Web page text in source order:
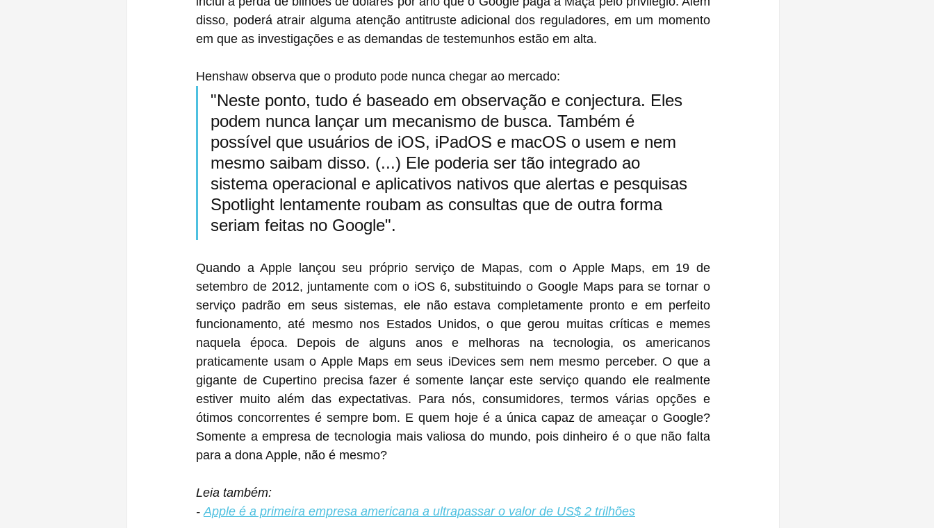
disso, poderá atrair alguma atenção antitruste adicional dos reguladores, em um momento
em que as investigações e as demandas de testemunhos estão em alta.
Henshaw observa que o produto pode nunca chegar ao mercado:
"Neste ponto, tudo é baseado em observação e conjectura. Eles
podem nunca lançar um mecanismo de busca. Também é
possível que usuários de iOS, iPadOS e macOS o usem e nem
mesmo saibam disso. (...) Ele poderia ser tão integrado ao
sistema operacional e aplicativos nativos que alertas e pesquisas
Spotlight lentamente roubam as consultas que de outra forma
seriam feitas no Google".
Quando a Apple lançou seu próprio serviço de Mapas, com o Apple Maps, em 19 de
setembro de 2012, juntamente com o iOS 6, substituindo o Google Maps para se tornar o
serviço padrão em seus sistemas, ele não estava completamente pronto e em perfeito
funcionamento, até mesmo nos Estados Unidos, o que gerou muitas críticas e memes
naquela época. Depois de alguns anos e melhoras na tecnologia, os americanos
praticamente usam o Apple Maps em seus iDevices sem nem mesmo perceber. O que a
gigante de Cupertino precisa fazer é somente lançar este serviço quando ele realmente
estiver muito além das expectativas. Para nós, consumidores, termos várias opções e
ótimos concorrentes é sempre bom. E quem hoje é a única capaz de ameaçar o Google?
Somente a empresa de tecnologia mais valiosa do mundo, pois dinheiro é o que não falta
para a dona Apple, não é mesmo?
Leia também:
- Apple é a primeira empresa americana a ultrapassar o valor de US$ 2 trilhões